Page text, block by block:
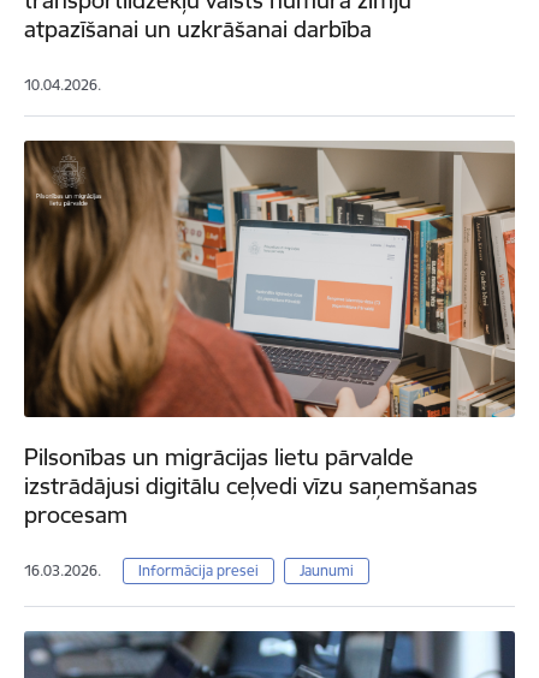
atpazīšanai un uzkrāšanai darbība
10.04.2026.
Pilsonības un migrācijas lietu pārvalde
izstrādājusi digitālu ceļvedi vīzu saņemšanas
procesam
16.03.2026. Informācija presei Jaunumi